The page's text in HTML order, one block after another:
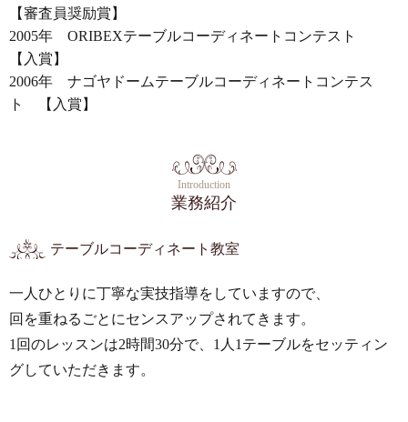
【審査員奨励賞】
2005年 ORIBEXテーブルコーディネートコンテスト
【入賞】
2006年 ナゴヤドームテーブルコーディネートコンテス
ト 【入賞】
Introduction
業務紹介
テーブルコーディネート教室
一人ひとりに丁寧な実技指導をしていますので、
回を重ねるごとにセンスアップされてきます。
1回のレッスンは2時間30分で、1人1テーブルをセッティン
グしていただきます。